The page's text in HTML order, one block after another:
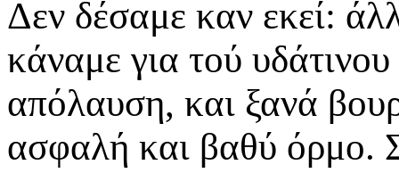
Δεν δέσαμε καν εκεί:
κάναμε για τού
απόλαυση, και ξανά
ασφαλή και βαθύ όρμο.